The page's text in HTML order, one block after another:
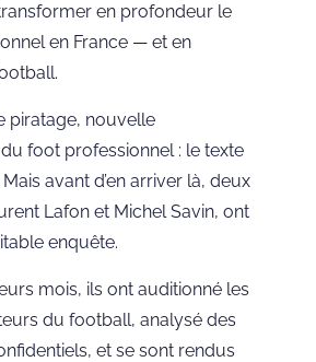
en profondeur le
en France — et en
piratage, nouvelle
foot professionnel : le texte
avant d’en arriver là, deux
Lafon et Michel Savin, ont
enquête.
mois, ils ont auditionné les
du football, analysé des
et se sont rendus